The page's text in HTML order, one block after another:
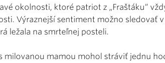
okolnosti, ktoré patriot z „Fraštáku“
Výraznejší sentiment možno sledovať
ležala na smrteľnej posteli.
milovanou mamou mohol stráviť jednu